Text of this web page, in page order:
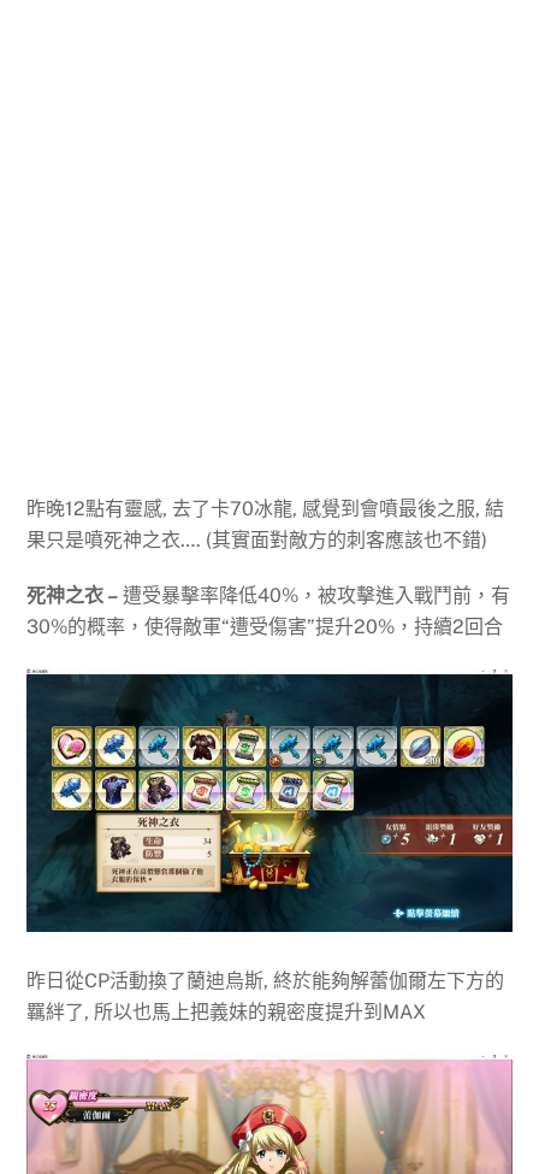
昨晚12點有靈感, 去了卡70冰龍, 感覺到會噴最後之服, 結
果只是噴死神之衣…. (其實面對敵方的刺客應該也不錯)
死神之衣 –遭受暴擊率降低40%，被攻擊進入戰鬥前，有
30%的概率，使得敵軍“遭受傷害”提升20%，持續2回合
昨日從CP活動換了蘭迪烏斯, 終於能夠解蕾伽爾左下方的
羈絆了, 所以也馬上把義妹的親密度提升到MAX